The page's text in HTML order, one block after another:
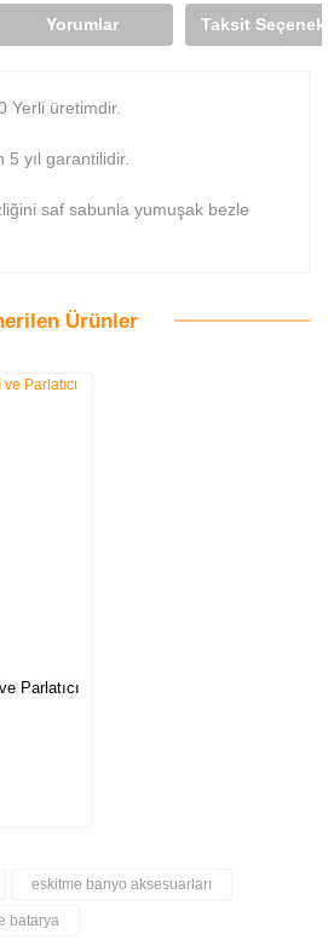
Yorumlar Taksit
Yerli üretimdir.
5 yıl garantilidir.
saf sabunla yumuşak bezle
Ürünler
Parlatıcı
eskitme banyo aksesuarları
batarya